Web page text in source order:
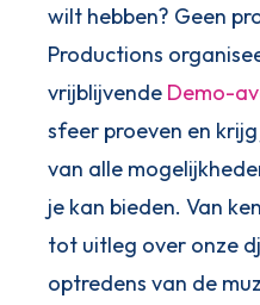
wilt hebben? Geen
Productions
vrijblijvende Demo-
sfeer proeven en
van alle
je kan bieden. Van
tot uitleg over onze
optredens van de